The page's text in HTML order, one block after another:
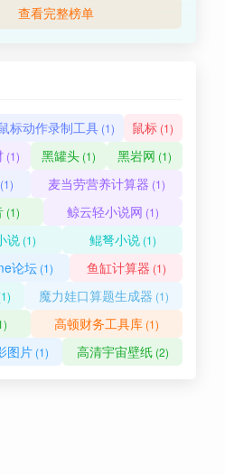
查看完整榜单
标动作录制工具(1) 鼠标 (1)
(1) 黑罐头 (1) 黑岩网 (1)
(1) 麦当劳营养计算器 (1)
(1) 鲸云轻小说网 (1)
说(1) 鲲弩小说(1)
论坛(1) 鱼缸计算器 (1)
魔力娃口算题生成器 (1)
高顿财务工具库 (1)
图片(1) 高清宇宙壁纸(2)